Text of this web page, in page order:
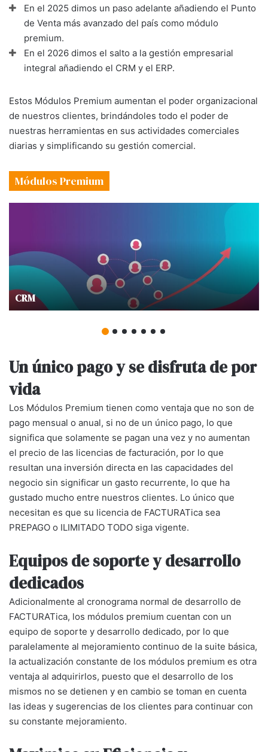
En el 2025 dimos un paso adelante añadiendo el Punto
de Venta más avanzado del país como módulo
premium.
En el 2026 dimos el salto a la gestión empresarial
integral añadiendo el CRM y el ERP.
Estos Módulos Premium aumentan el poder organizacional
de nuestros clientes, brindándoles todo el poder de
nuestras herramientas en sus actividades comerciales
diarias y simplificando su gestión comercial.
Módulos Premium
CRM
Un único pago y se disfruta de por
vida
Los Módulos Premium tienen como ventaja que no son de
pago mensual o anual, si no de un único pago, lo que
significa que solamente se pagan una vez y no aumentan
el precio de las licencias de facturación, por lo que
resultan una inversión directa en las capacidades del
negocio sin significar un gasto recurrente, lo que ha
gustado mucho entre nuestros clientes. Lo único que
necesitan es que su licencia de FACTURATica sea
PREPAGO o ILIMITADO TODO siga vigente.
Equipos de soporte y desarrollo
dedicados
Adicionalmente al cronograma normal de desarrollo de
FACTURATica, los módulos premium cuentan con un
equipo de soporte y desarrollo dedicado, por lo que
paralelamente al mejoramiento continuo de la suite básica,
la actualización constante de los módulos premium es otra
ventaja al adquirirlos, puesto que el desarrollo de los
mismos no se detienen y en cambio se toman en cuenta
las ideas y sugerencias de los clientes para continuar con
su constante mejoramiento.